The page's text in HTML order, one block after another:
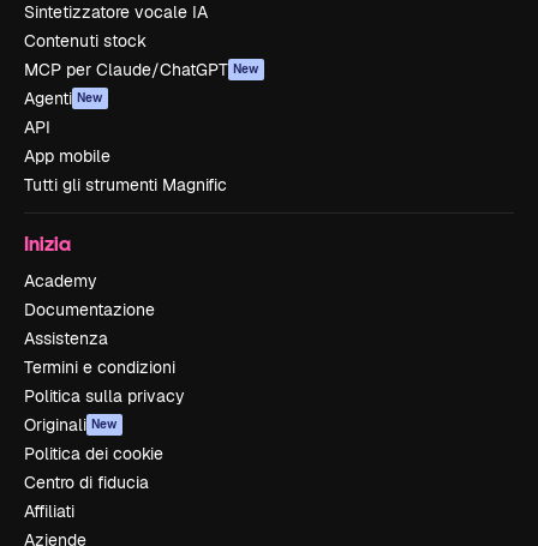
Sintetizzatore vocale IA
Contenuti stock
MCP per Claude/ChatGPT New
Agenti New
API
App mobile
Tutti gli strumenti Magnific
Inizia
Academy
Documentazione
Assistenza
Termini e condizioni
Politica sulla privacy
Originali New
Politica dei cookie
Centro di fiducia
Affiliati
Aziende